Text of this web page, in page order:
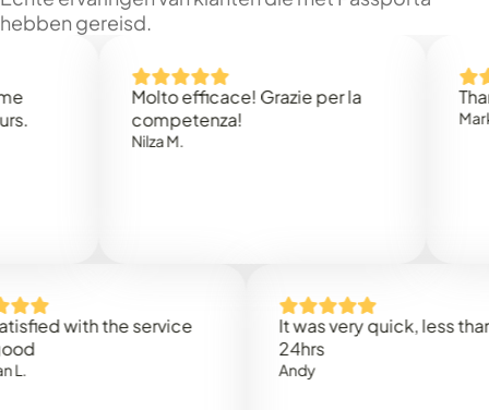
hebben gereisd.
Molto efficace! Grazie per la
competenza!
Thank
Mark N.
with the service
It was very quick, less than